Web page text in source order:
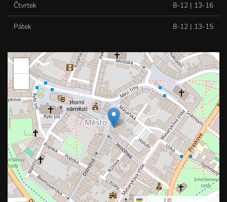
Čtvrtek 8-12 | 13-16
Pátek 8-12 | 13-15
Leaflet | © OpenStreetMap